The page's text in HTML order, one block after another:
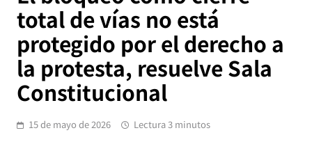
total de vías no está
protegido por el derecho a
la protesta, resuelve Sala
Constitucional
15 de mayo de 2026 Lectura 3 minutos